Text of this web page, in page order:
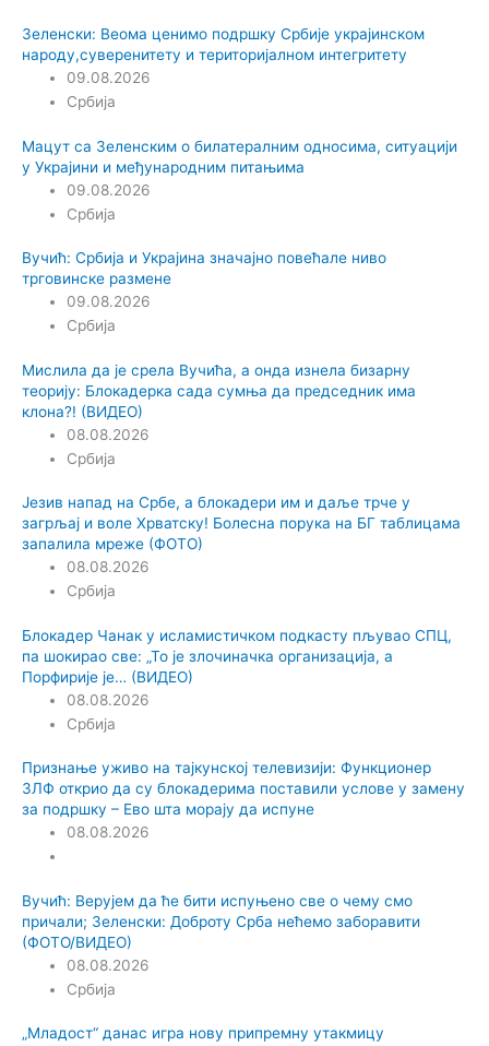
Зеленски: Веома ценимо подршку Србије украјинском
народу,суверенитету и територијалном интегритету
09.08.2026
Србија
Мацут са Зеленским о билатералним односима, ситуацији
у Украјини и међународним питањима
09.08.2026
Србија
Вучић: Србија и Украјина значајно повећале ниво
трговинске размене
09.08.2026
Србија
Мислила да је срела Вучића, а онда изнела бизарну
теорију: Блокадерка сада сумња да председник има
клона?! (ВИДЕО)
08.08.2026
Србија
Језив напад на Србе, а блокадери им и даље трче у
загрљај и воле Хрватску! Болесна порука на БГ таблицама
запалила мреже (ФОТО)
08.08.2026
Србија
Блокадер Чанак у исламистичком подкасту пљувао СПЦ,
па шокирао све: „То је злочиначка организација, а
Порфирије је… (ВИДЕО)
08.08.2026
Србија
Признање уживо на тајкунској телевизији: Функционер
ЗЛФ открио да су блокадерима поставили услове у замену
за подршку – Ево шта морају да испуне
08.08.2026
Вучић: Верујем да ће бити испуњено све о чему смо
причали; Зеленски: Доброту Срба нећемо заборавити
(ФОТО/ВИДЕО)
08.08.2026
Србија
„Младост“ данас игра нову припремну утакмицу